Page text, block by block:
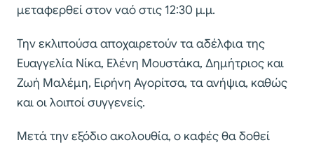
μεταφερθεί στον ναό στις 12:30 μ.μ.
Την εκλιπούσα αποχαιρετούν τα αδέλφια της
Ευαγγελία Νίκα, Ελένη Μουστάκα, Δημήτριος και
Ζωή Μαλέμη, Ειρήνη Αγορίτσα, τα ανήψια, καθώς
και οι λοιποί συγγενείς.
Μετά την εξόδιο ακολουθία, ο καφές θα δοθεί